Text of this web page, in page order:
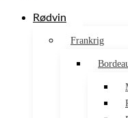
Rødvin
Frankrig